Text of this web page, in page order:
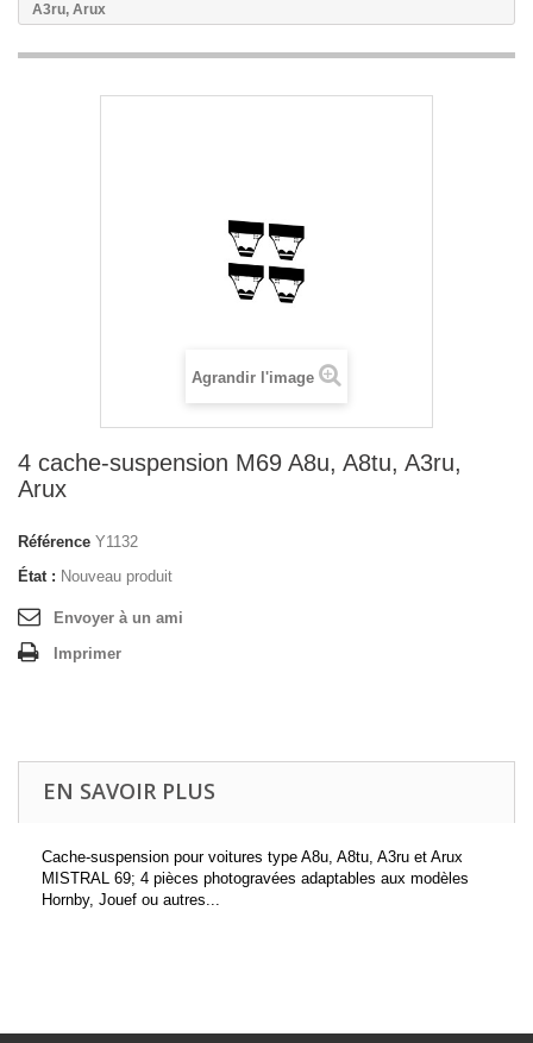
A3ru, Arux
Agrandir l'image
4 cache-suspension M69 A8u, A8tu, A3ru,
Arux
Référence Y1132
État : Nouveau produit
Envoyer à un ami
Imprimer
EN SAVOIR PLUS
Cache-suspension pour voitures type A8u, A8tu, A3ru et Arux
MISTRAL 69; 4 pièces photogravées adaptables aux modèles
Hornby, Jouef ou autres...